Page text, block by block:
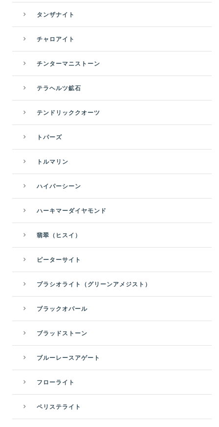
タンザナイト
チャロアイト
チンターマニストーン
テラヘルツ鉱石
テンドリッククオーツ
トパーズ
トルマリン
ハイパーシーン
ハーキマーダイヤモンド
翡翠（ヒスイ）
ピーターサイト
プラシオライト（グリーンアメジスト）
ブラックオパール
ブラッドストーン
ブルーレースアゲート
フローライト
ペリステライト